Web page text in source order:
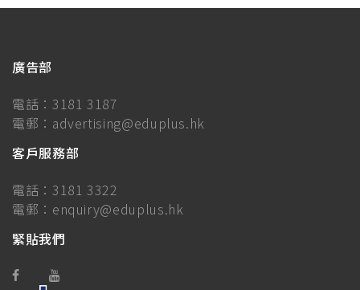
廣告部
電話： 3181 3187
電郵： advertising@eduplus.hk
客戶服務部
電話： 3181 3322
電郵： enquiry@eduplus.hk
緊貼我們